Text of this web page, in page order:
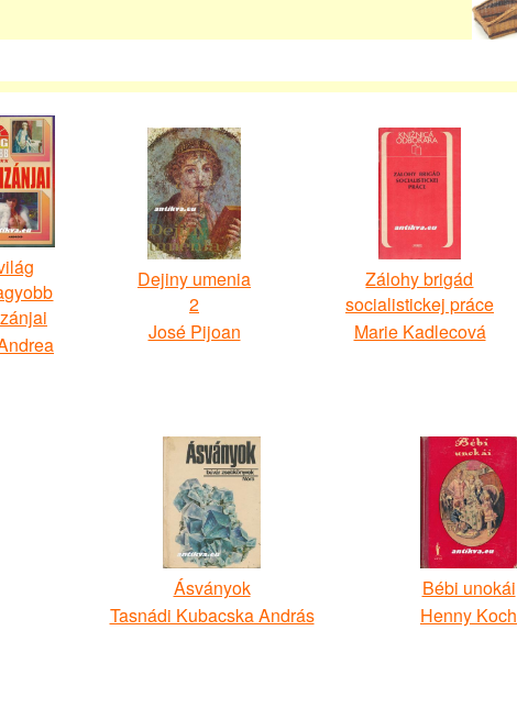
Dejiny umenia
2
José Pijoan
Zálohy brigád
socialistickej práce
Marie Kadlecová
Ásványok
Tasnádi Kubacska András
Bébi unokái
Henny Koch